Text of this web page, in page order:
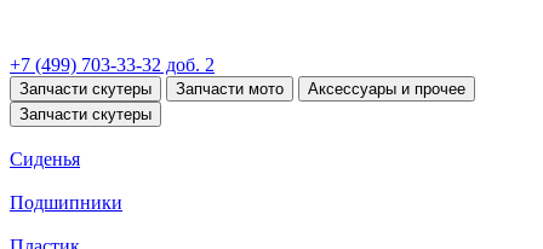
+7 (499) 703-33-32 доб. 2
Запчасти скутеры Запчасти мото
Аксессуары и прочее
Запчасти скутеры
Сиденья
Подшипники